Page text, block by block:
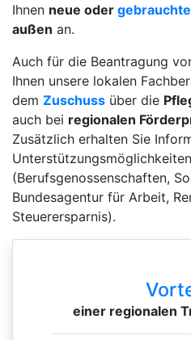
Ihnen neue oder
außen an.
Auch für die Beantragung
Ihnen unsere lokalen
dem Zuschuss über die
auch bei regionalen
Zusätzlich erhalten Sie
Unterstützungsmöglichkeiten
(Berufsgenossenschaften,
Bundesagentur für Arbeit,
Steuerersparnis).
einer regionalen